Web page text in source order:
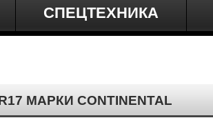
СПЕЦТЕХНИКА
МАРКИ CONTINENTAL